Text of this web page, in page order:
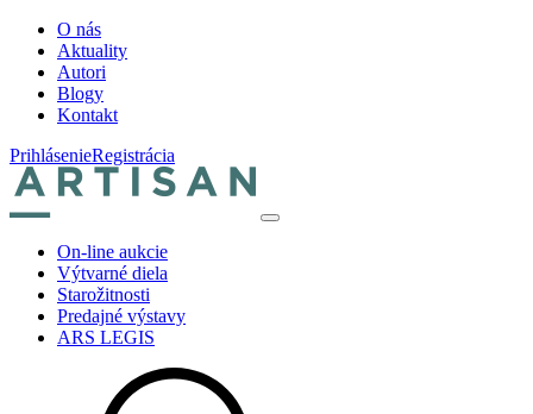
O nás
Aktuality
Autori
Blogy
Kontakt
PrihlásenieRegistrácia
On-line aukcie
Výtvarné diela
Starožitnosti
Predajné výstavy
ARS LEGIS